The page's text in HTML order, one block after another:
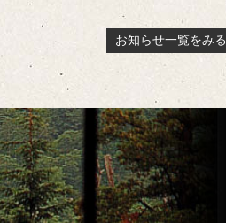
お知らせ一覧をみる